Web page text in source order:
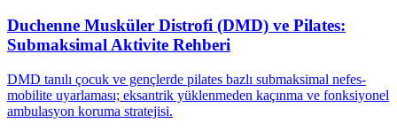
Duchenne Musküler Distrofi (DMD) ve Pilates:
Submaksimal Aktivite Rehberi
DMD tanılı çocuk ve gençlerde pilates bazlı submaksimal nefes-
mobilite uyarlaması; eksantrik yüklenmeden kaçınma ve fonksiyonel
ambulasyon koruma stratejisi.